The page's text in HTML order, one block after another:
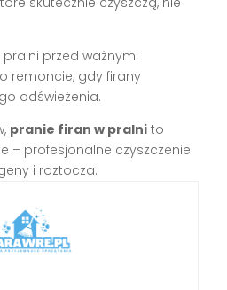
pralni przed ważnymi
remoncie, gdy firany
odświeżenia.
pranie firan w pralni to
– profesjonalne czyszczenie
i roztocza.